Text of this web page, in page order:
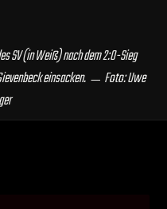
SV (in Weiß) nach dem 2:0-Sieg
einsacken. ﹘ Foto: Uwe